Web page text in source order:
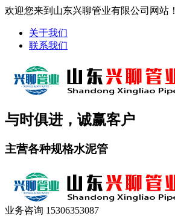
欢迎您来到山东兴聊管业有限公司网站！
关于我们
联系我们
与时俱进，诚赢客户
主营各种规格水泥管
业务咨询 15306353087